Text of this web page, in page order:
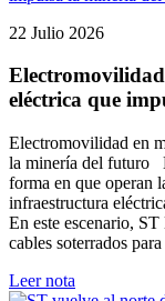
22 Julio 2026
eléctrica que
Electromovilidad en
la minería del futuro
forma en que operan
infraestructura
En este escenario,
cables soterrados
Leer nota